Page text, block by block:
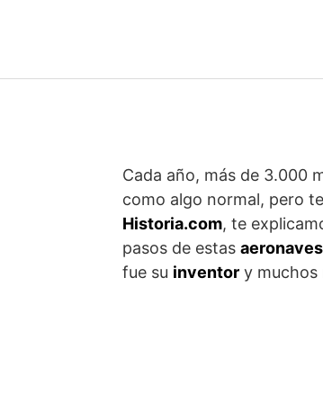
Cada año, más de 3.000
como algo normal, pero
Historia.com, te
pasos de estas aeronaves
fue su inventor y muchos